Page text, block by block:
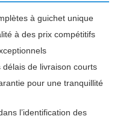
à guichet unique
à des prix compétitifs
de livraison courts
pour une tranquillité
l’identification des